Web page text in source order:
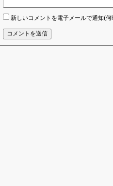
新しいコメントを電子メールで通知(
コメントを送信